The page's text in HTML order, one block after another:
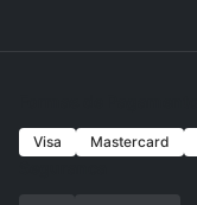
Visa Mastercard